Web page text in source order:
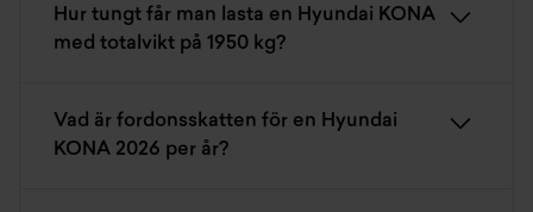
Hur tungt får man lasta en Hyundai KONA
med totalvikt på 1950 kg?
Vad är fordonsskatten för en Hyundai
KONA 2026 per år?